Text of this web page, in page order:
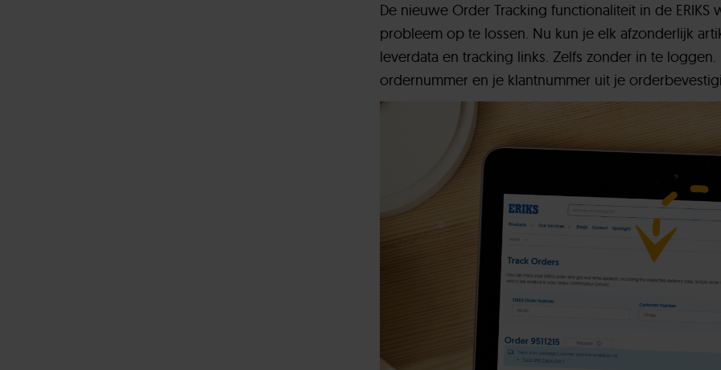
De nieuwe Order Tracking functionaliteit in de
probleem op te lossen. Nu kun je elk afzonderlijk
leverdata en tracking links. Zelfs zonder in te
ordernummer en je klantnummer uit je